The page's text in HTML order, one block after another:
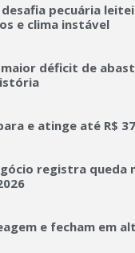
pecuária
e clima instável
déficit de
e atinge até R$
registra queda
e fecham em